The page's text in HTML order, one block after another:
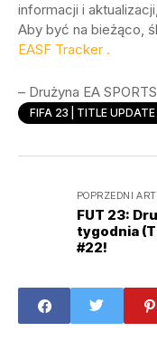
informacji i
Aby być na bieżąco,
EASF Tracker .
– Drużyna EA
FIFA 23 | TITLE UPDATE
POPRZEDNI
FUT 23:
tygodnia
#22!